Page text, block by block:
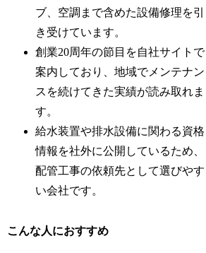
ブ、空調まで含めた設備修理を引
き受けています。
創業20周年の節目を自社サイトで
案内しており、地域でメンテナン
スを続けてきた実績が読み取れま
す。
給水装置や排水設備に関わる資格
情報を社外に公開しているため、
配管工事の依頼先として選びやす
い会社です。
こんな人におすすめ